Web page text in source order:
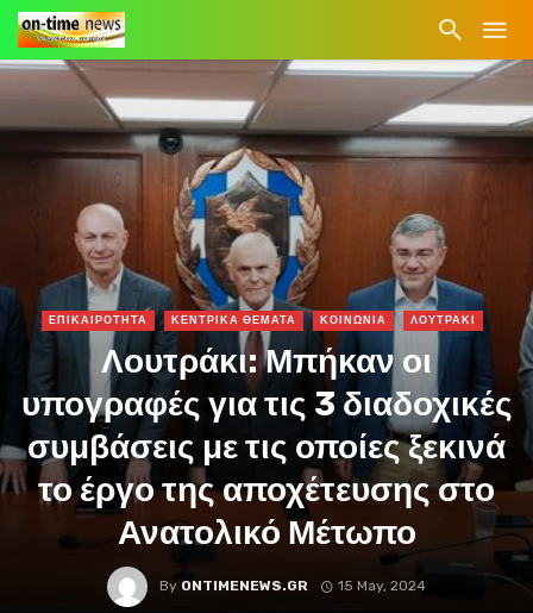
ΕΠΙΚΑΙΡΟΤΗΤΑ ΚΕΝΤΡΙΚΑ ΘΕΜΑΤΑ ΚΟΙΝΩΝΙΑ ΛΟΥΤΡΑΚΙ
Λουτράκι: Μπήκαν οι
υπογραφές για τις 3 διαδοχικές
συμβάσεις με τις οποίες ξεκινά
το έργο της αποχέτευσης στο
Ανατολικό Μέτωπο
By ONTIMENEWS.GR 15 May, 2024